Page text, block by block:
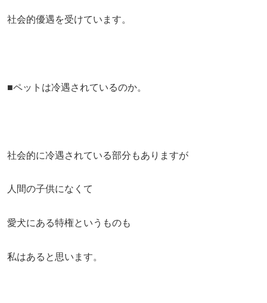
社会的優遇を受けています。
■ペットは冷遇されているのか。
社会的に冷遇されている部分もありますが
人間の子供になくて
愛犬にある特権というものも
私はあると思います。